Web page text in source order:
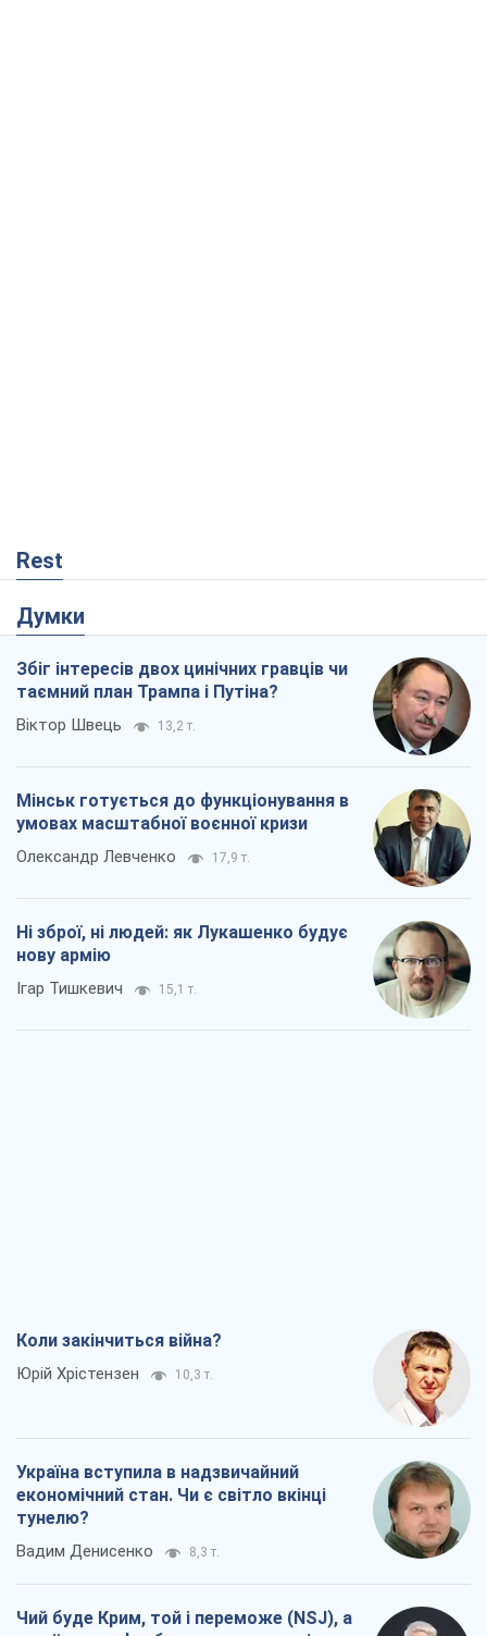
Rest
Думки
Збіг інтересів двох цинічних гравців чи
таємний план Трампа і Путіна?
Віктор Швець 13,2 т.
Мінськ готується до функціонування в
умовах масштабної воєнної кризи
Олександр Левченко 17,9 т.
Ні зброї, ні людей: як Лукашенко будує
нову армію
Ігар Тишкевич 15,1 т.
Коли закінчиться війна?
Юрій Хрістензен 10,3 т.
Україна вступила в надзвичайний
економічний стан. Чи є світло вкінці
тунелю?
Вадим Денисенко 8,3 т.
Чий буде Крим, той і переможе (NSJ), а